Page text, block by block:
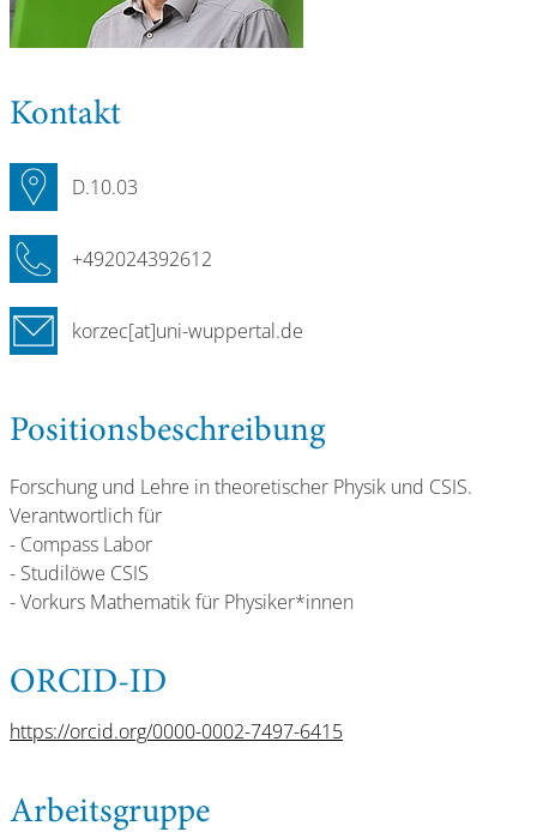
Kontakt
D.10.03
+492024392612
korzec[at]uni-wuppertal.de
Positionsbeschreibung
Forschung und Lehre in theoretischer Physik und CSIS.
Verantwortlich für
- Compass Labor
- Studilöwe CSIS
- Vorkurs Mathematik für Physiker*innen
ORCID-ID
https://orcid.org/0000-0002-7497-6415
Arbeitsgruppe